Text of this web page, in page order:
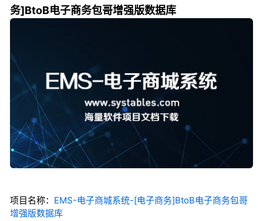
务]BtoB电子商务包哥增强版数据库
项目名称： EMS-电子商城系统-[电子商务]BtoB电子商务包哥
增强版数据库